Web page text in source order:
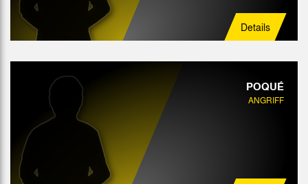
Details
POQUÉ
ANGRIFF